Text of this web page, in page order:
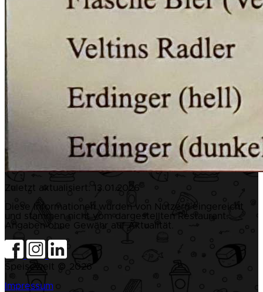
Zuletzt aktualisiert:
13.01.2026
Diese Informationen wurden von Nutzern eingereicht
und stammen nicht vom dargestellten Restaurant.
Angaben ohne Gewähr auf Aktualität.
Speisewelt © 2026
Impressum